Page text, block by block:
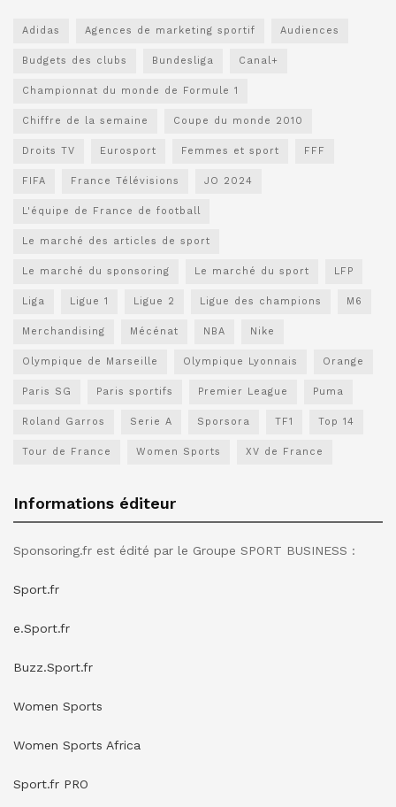
Adidas Agences de marketing sportif Audiences
Budgets des clubs Bundesliga Canal+
Championnat du monde de Formule 1
Chiffre de la semaine Coupe du monde 2010
Droits TV Eurosport Femmes et sport FFF
FIFA France Télévisions JO 2024
L'équipe de France de football
Le marché des articles de sport
Le marché du sponsoring Le marché du sport LFP
Liga Ligue 1 Ligue 2 Ligue des champions M6
Merchandising Mécénat NBA Nike
Olympique de Marseille Olympique Lyonnais Orange
Paris SG Paris sportifs Premier League Puma
Roland Garros Serie A Sporsora TF1 Top 14
Tour de France Women Sports XV de France
Informations éditeur
Sponsoring.fr est édité par le Groupe SPORT BUSINESS :
Sport.fr
e.Sport.fr
Buzz.Sport.fr
Women Sports
Women Sports Africa
Sport.fr PRO